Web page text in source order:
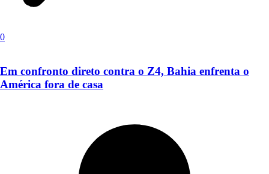
0
Em confronto direto contra o Z4, Bahia enfrenta o
América fora de casa